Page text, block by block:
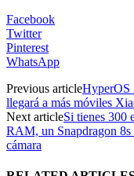
Facebook
Twitter
Pinterest
WhatsApp
Previous articleHyperOS
llegará a más móviles
Next articleSi tienes 300
RAM, un Snapdragon
cámara